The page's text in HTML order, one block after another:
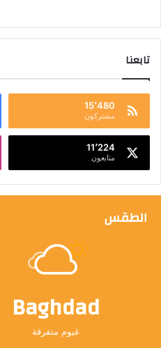
تابعنا
15٬480
مشتركون
11٬224
متابعون
الطقس
Baghdad
غيوم متفرقة